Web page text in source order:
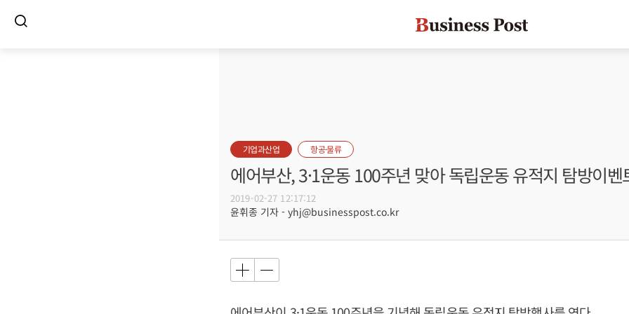
기업과산업 항공·물류
에어부산, 3·1운동 100주년 맞아 독립운동 유적지 탐방이벤
2019-02-27 12:17:12
윤휘종 기자 - yhj@businesspost.co.kr